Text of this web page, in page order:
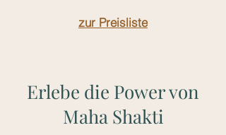
zur Preisliste
Erlebe die Power von
Maha Shakti